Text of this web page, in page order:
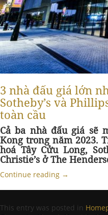
3 nhà đấu giá lớn
Sotheby’s và
toàn cầu
Cả ba nhà đấu giá sẽ
Kong trong năm 2023.
hoá Tây Cửu Long,
Christie’s ở The
Continue reading →
This entry was posted in